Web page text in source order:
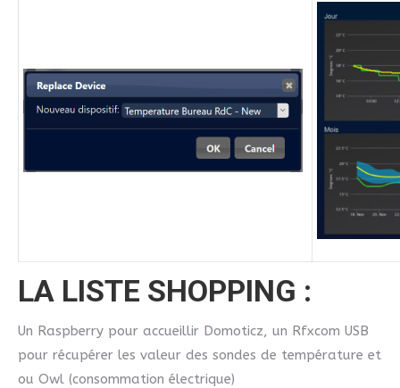
LA LISTE SHOPPING :
Un Raspberry pour accueillir Domoticz, un Rfxcom USB
pour récupérer les valeur des sondes de température et
ou Owl (consommation électrique)